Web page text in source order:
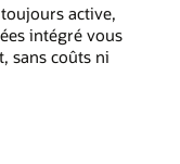
active,
intégré vous
sans coûts ni